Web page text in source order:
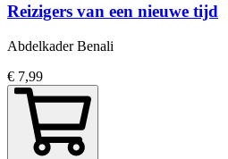
Reizigers van een nieuwe tijd
Abdelkader Benali
€ 7,99